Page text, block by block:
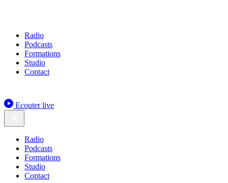
Radio
Podcasts
Formations
Studio
Contact
Ecouter live
Radio
Podcasts
Formations
Studio
Contact